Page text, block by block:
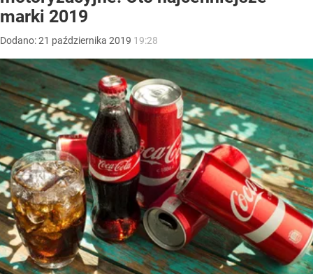
marki 2019
Dodano:21 października 2019 19:28